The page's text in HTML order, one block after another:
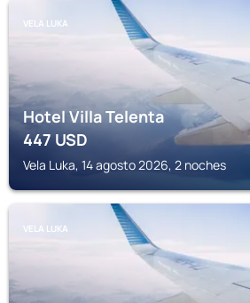
VELA LUKA
Hotel Villa Telenta
447USD
Vela Luka, 14 agosto 2026, 2 noches
VELA LUKA